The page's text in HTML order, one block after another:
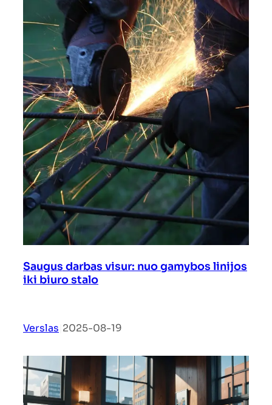
Saugus darbas visur: nuo gamybos linijos
iki biuro stalo
Verslas 2025-08-19